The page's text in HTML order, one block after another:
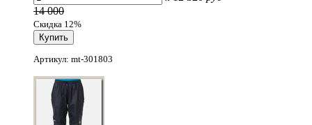
14 000
Скидка 12%
Артикул: mt-301803